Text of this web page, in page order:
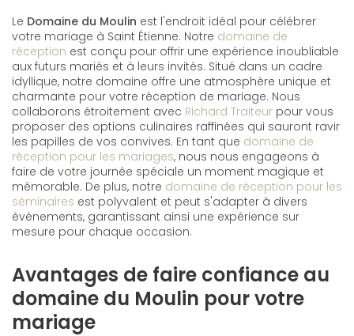
Le Domaine du Moulin est l'endroit idéal pour célébrer
votre mariage à Saint Étienne. Notre domaine de
réception est conçu pour offrir une expérience inoubliable
aux futurs mariés et à leurs invités. Situé dans un cadre
idyllique, notre domaine offre une atmosphère unique et
charmante pour votre réception de mariage. Nous
collaborons étroitement avec Richard Traiteur pour vous
proposer des options culinaires raffinées qui sauront ravir
les papilles de vos convives. En tant que domaine de
réception pour les mariages, nous nous engageons à
faire de votre journée spéciale un moment magique et
mémorable. De plus, notre domaine de réception pour les
séminaires est polyvalent et peut s'adapter à divers
événements, garantissant ainsi une expérience sur
mesure pour chaque occasion.
Avantages de faire confiance au
domaine du Moulin pour votre
mariage